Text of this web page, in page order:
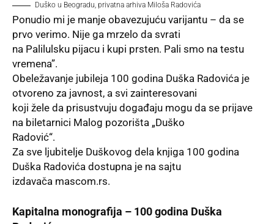
Duško u Beogradu, privatna arhiva Miloša Radovića
Ponudio mi je manje obavezujuću varijantu – da se
prvo verimo. Nije ga mrzelo da svrati
na Palilulsku pijacu i kupi prsten. Pali smo na testu
vremena”.
Obeležavanje jubileja 100 godina Duška Radovića je
otvoreno za javnost, a svi zainteresovani
koji žele da prisustvuju događaju mogu da se prijave
na biletarnici Malog pozorišta „Duško
Radović“.
Za sve ljubitelje Duškovog dela knjiga 100 godina
Duška Radovića dostupna je na sajtu
izdavača mascom.rs.
Kapitalna monografija – 100 godina Duška